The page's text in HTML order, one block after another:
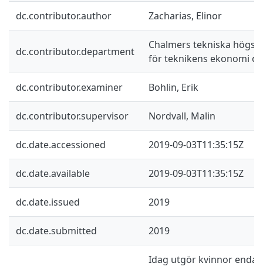
dc.contributor.author Zacharias, Elinor
dc.contributor.department
Chalmers tekniska
för teknikens ekonomi
dc.contributor.examiner Bohlin, Erik
dc.contributor.supervisor Nordvall, Malin
dc.date.accessioned 2019-09-03T11:35:15Z
dc.date.available 2019-09-03T11:35:15Z
dc.date.issued 2019
dc.date.submitted 2019
Idag utgör kvinnor